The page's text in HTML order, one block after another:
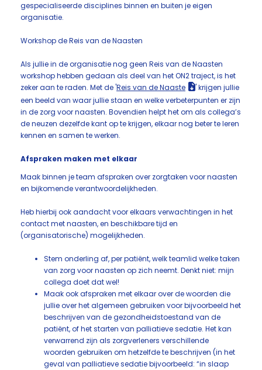
gespecialiseerde disciplines binnen en buiten je eigen
organisatie.
Workshop de Reis van de Naasten
Als jullie in de organisatie nog geen Reis van de Naasten
workshop hebben gedaan als deel van het ON2 traject, is het
zeker aan te raden. Met de 'Reis van de Naaste 'krijgen jullie
een beeld van waar jullie staan en welke verbeterpunten er zijn
in de zorg voor naasten. Bovendien helpt het om als collega’s
de neuzen dezelfde kant op te krijgen, elkaar nog beter te leren
kennen en samen te werken.
Afspraken maken met elkaar
Maak binnen je team afspraken over zorgtaken voor naasten
en bijkomende verantwoordelijkheden.
Heb hierbij ook aandacht voor elkaars verwachtingen in het
contact met naasten, en beschikbare tijd en
(organisatorische) mogelijkheden.
Stem onderling af, per patiënt, welk teamlid welke taken
van zorg voor naasten op zich neemt. Denkt niet: mijn
collega doet dat wel!
Maak ook afspraken met elkaar over de woorden die
jullie over het algemeen gebruiken voor bijvoorbeeld het
beschrijven van de gezondheidstoestand van de
patiënt, of het starten van palliatieve sedatie. Het kan
verwarrend zijn als zorgverleners verschillende
woorden gebruiken om hetzelfde te beschrijven (in het
geval van palliatieve sedatie bijvoorbeeld: “in slaap